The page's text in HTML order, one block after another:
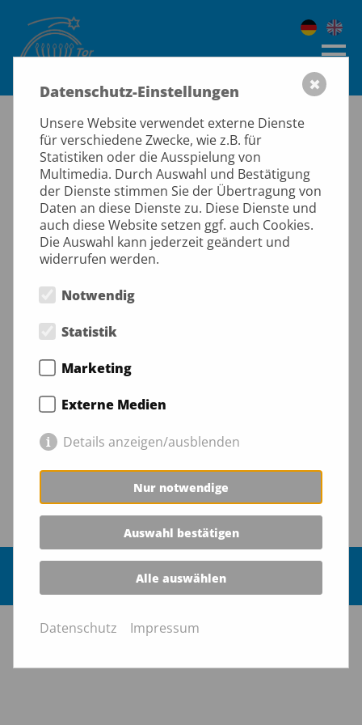
Israelsonntag
wo: Ev.-Luth. Andreasgemeinde Leipzig
wann: 10:00 Uhr
30.08.2026 - 30.08.2026
zurück zu allen Terminen und Veranstaltungen
Sie möchten uns
unterstützen?
Wir freuen uns über Ihre Spende
Impressum Datenschutz
Datenschutz-Einstellungen
Unsere Website verwendet externe Dienste
für verschiedene Zwecke, wie z.B. für
Statistiken oder die Ausspielung von
Multimedia. Durch Auswahl und Bestätigung
der Dienste stimmen Sie der Übertragung von
Daten an diese Dienste zu. Diese Dienste und
auch diese Website setzen ggf. auch Cookies.
Die Auswahl kann jederzeit geändert und
widerrufen werden.
Notwendig
Statistik
Marketing
Externe Medien
Details anzeigen/ausblenden
Nur notwendige
Auswahl bestätigen
Alle auswählen
Datenschutz Impressum
✖